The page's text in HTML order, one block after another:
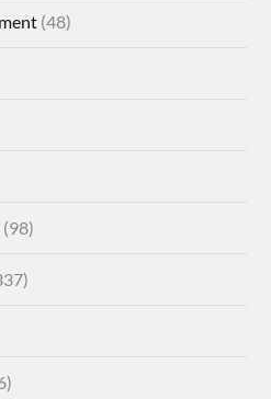
(48)
(98)